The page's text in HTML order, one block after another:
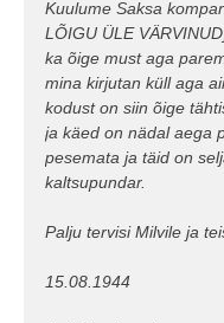
Kuulume Saksa
LÕIGU ÜLE
ka õige must aga
mina kirjutan küll aga
kodust on siin õige
ja käed on nädal aega
pesemata ja täid on
kaltsupundar.
Palju tervisi Milvile ja
15.08.1944